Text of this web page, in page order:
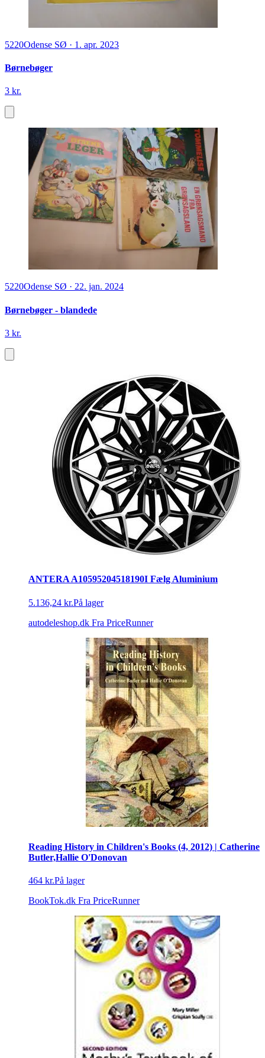
5220Odense SØ · 1. apr. 2023
Børnebøger
3 kr.
5220Odense SØ · 22. jan. 2024
Børnebøger - blandede
3 kr.
ANTERA A10595204518190I Fælg Aluminium
5.136,24 kr.På lager
autodeleshop.dk Fra PriceRunner
Reading History in Children's Books (4, 2012) | Catherine
Butler,Hallie O'Donovan
464 kr.På lager
BookTok.dk Fra PriceRunner